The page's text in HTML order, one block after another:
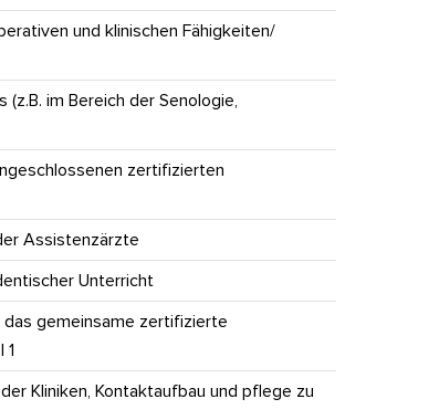
und klinischen Fähigkeiten/
im Bereich der Senologie,
zertifizierten
Assistenzärzte
Unterricht
das gemeinsame zertifizierte
1
Kliniken, Kontaktaufbau und pflege zu